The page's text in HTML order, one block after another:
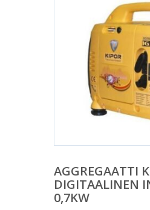
AGGREGAATTI
DIGITAALINEN
0,7KW